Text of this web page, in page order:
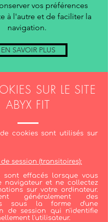
vos préférences
à l'autre et de faciliter la
navigation.
EN SAVOIR PLUS
SUR LE SITE
ABYX FIT
cookies sont utilisés sur
de session (transitoires):
sont effacés lorsque vous
navigateur et ne collectez
sur votre ordinateur.
généralement des
sous la forme d'une
de session qui n'identifie
l'utilisateur.